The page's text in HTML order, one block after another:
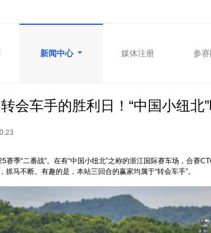
新闻中心 媒体注册 参
会车手的胜利日！“中国小纽北
季“二番战”。在有“中国小纽北”之称的浙江国际赛车场，合赛
马不断。有趣的是，本站三回合的赢家均属于“转会车手”。